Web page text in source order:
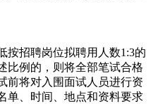
按招聘岗位拟聘用人数1:3的
比例的，则将全部笔试合格
前将对入围面试人员进行资
单、时间、地点和资料要求